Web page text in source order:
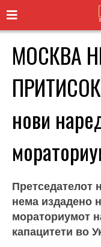
МОСКВА
нови
Претседателот
нема издадено
мораториумот
капацитети во